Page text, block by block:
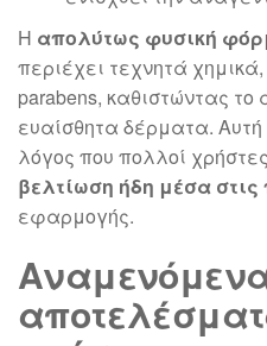
Η απολύτως φυσική
περιέχει τεχνητά
parabens, καθιστώντας
ευαίσθητα δέρματα.
λόγος που πολλοί
βελτίωση ήδη μέσα
εφαρμογής.